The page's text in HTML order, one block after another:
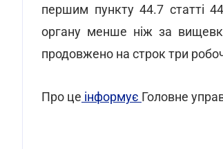
першим пункту 44.7 статті 44
органу менше ніж за
продовжено на строк три
Про це інформує Головне